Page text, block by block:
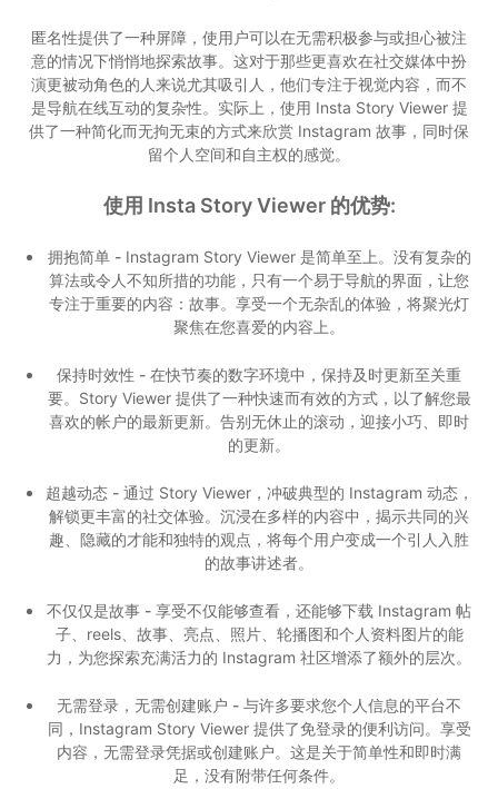
匿名性提供了一种屏障，使用户可以在无需积极参与或担心被注
意的情况下悄悄地探索故事。这对于那些更喜欢在社交媒体中扮
演更被动角色的人来说尤其吸引人，他们专注于视觉内容，而不
是导航在线互动的复杂性。实际上，使用 Insta Story Viewer 提
供了一种简化而无拘无束的方式来欣赏 Instagram 故事，同时保
留个人空间和自主权的感觉。
使用 Insta Story Viewer 的优势:
拥抱简单 - Instagram Story Viewer 是简单至上。没有复杂的
算法或令人不知所措的功能，只有一个易于导航的界面，让您
专注于重要的内容：故事。享受一个无杂乱的体验，将聚光灯
聚焦在您喜爱的内容上。
保持时效性 - 在快节奏的数字环境中，保持及时更新至关重
要。Story Viewer 提供了一种快速而有效的方式，以了解您最
喜欢的帐户的最新更新。告别无休止的滚动，迎接小巧、即时
的更新。
超越动态 - 通过 Story Viewer，冲破典型的 Instagram 动态，
解锁更丰富的社交体验。沉浸在多样的内容中，揭示共同的兴
趣、隐藏的才能和独特的观点，将每个用户变成一个引人入胜
的故事讲述者。
不仅仅是故事 - 享受不仅能够查看，还能够下载 Instagram 帖
子、reels、故事、亮点、照片、轮播图和个人资料图片的能
力，为您探索充满活力的 Instagram 社区增添了额外的层次。
无需登录，无需创建账户 - 与许多要求您个人信息的平台不
同，Instagram Story Viewer 提供了免登录的便利访问。享受
内容，无需登录凭据或创建账户。这是关于简单性和即时满
足，没有附带任何条件。